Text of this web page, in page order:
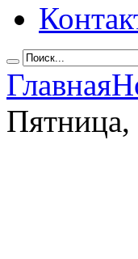
Главная
Пятница,